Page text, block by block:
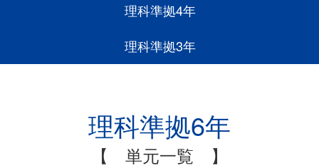
理科準拠4年
理科準拠3年
理科準拠6年
【 単元一覧 】